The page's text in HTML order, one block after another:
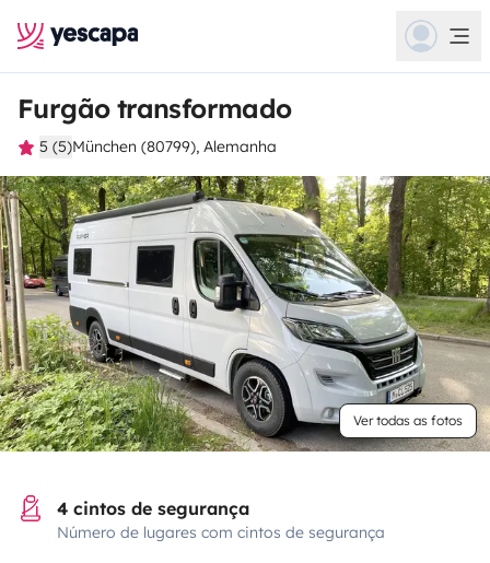
Furgão transformado
5 (5)München (80799), Alemanha
Ver todas as fotos
4 cintos de segurança
Número de lugares com cintos de segurança